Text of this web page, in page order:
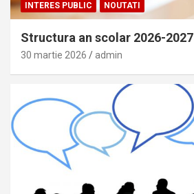
INTERES PUBLIC NOUTATI
Structura an scolar 2026-2027
30 martie 2026 admin